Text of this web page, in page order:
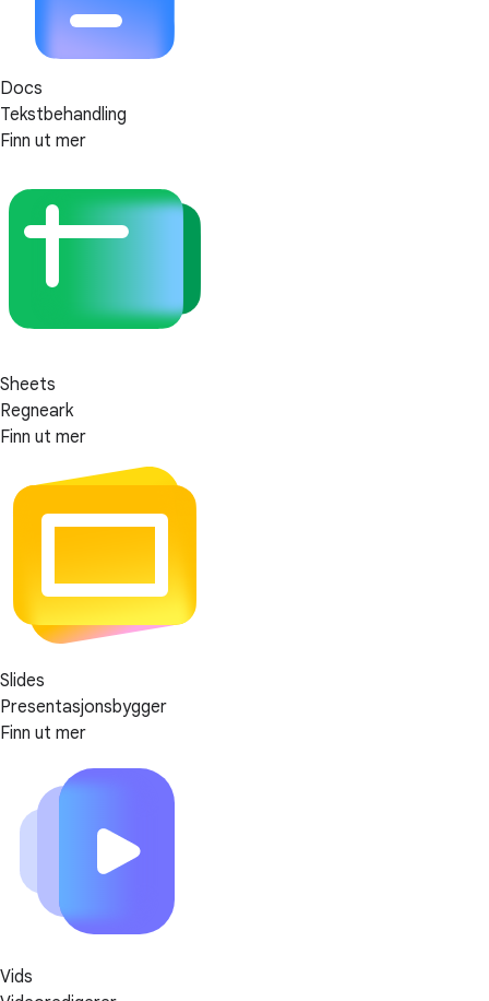
Docs
Tekstbehandling
Finn ut mer
Sheets
Regneark
Finn ut mer
Slides
Presentasjonsbygger
Finn ut mer
Vids